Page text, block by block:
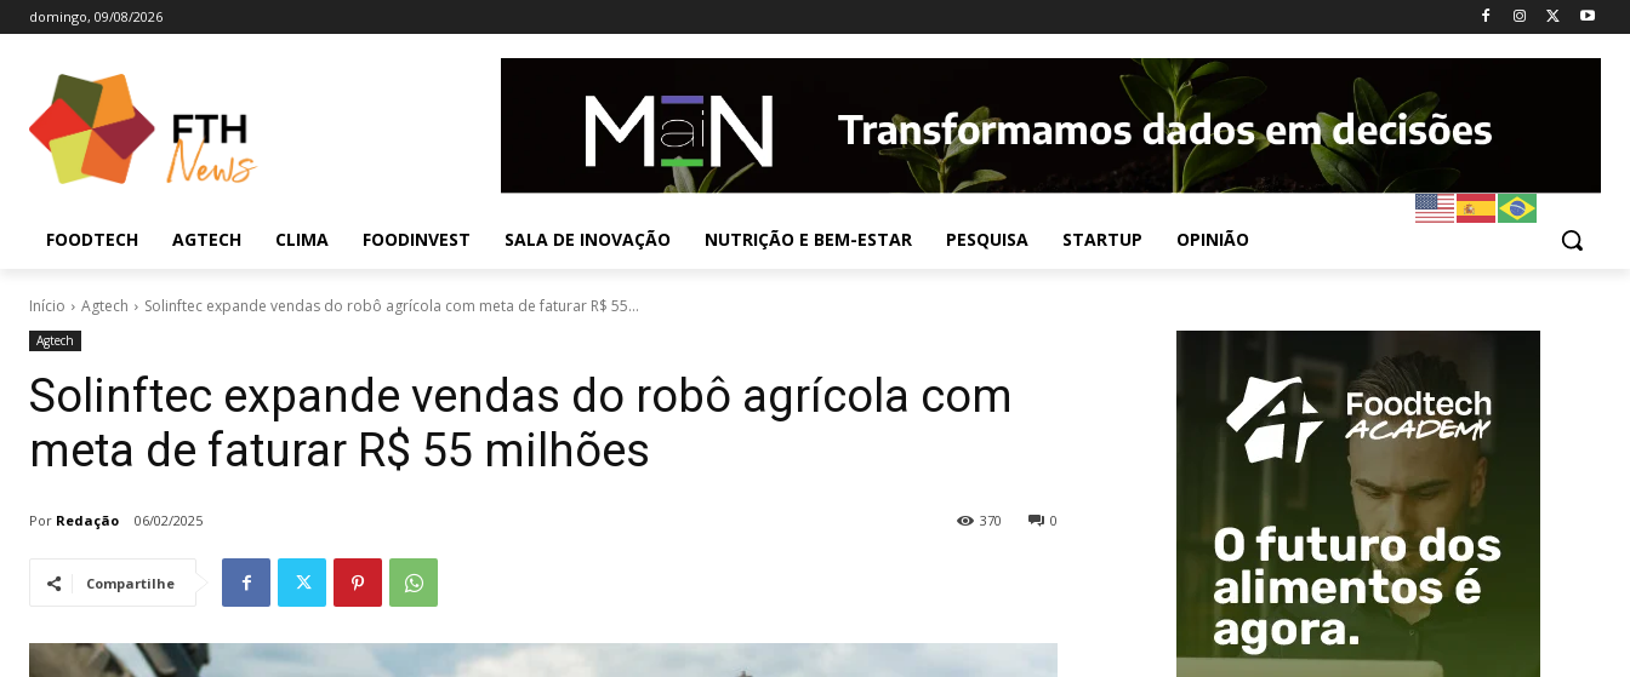
domingo, 09/08/2026
FOODTECH AGTECH CLIMA FOODINVEST SALA DE INOVAÇÃO NUTRIÇÃO E BEM-ESTAR PESQUISA STARTUP OPINIÃO
Início Agtech Solinftec expande vendas do robô agrícola com meta de faturar R$ 55...
Agtech
Solinftec expande vendas do robô agrícola com
meta de faturar R$ 55 milhões
Por Redação 06/02/2025 0
370
Compartilhe